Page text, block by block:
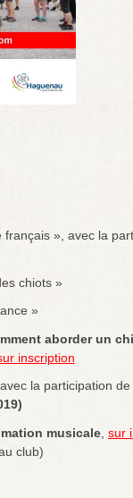
», avec la
chiots »
»
aborder un
inscription
la participation de
musicale, sur
club)